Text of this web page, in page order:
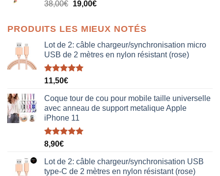
38,00€.19,00€.
38,00€ Le
était :
38,00€.
19,00€Le
est :
19,00€.
PRODUITS LES MIEUX NOTÉS
Lot de 2: câble chargeur/synchronisation micro
USB de 2 mètres en nylon résistant (rose)
Note5.00
sur 5
11,50€
Coque tour de cou pour mobile taille universelle
avec anneau de support metalique Apple
iPhone 11
Note5.00
sur 5
8,90€
Lot de 2: câble chargeur/synchronisation USB
type-C de 2 mètres en nylon résistant (rose)